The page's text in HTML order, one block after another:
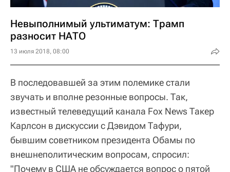
Невыполнимый ультиматум: Трамп
разносит НАТО
13 июля 2018, 08:00
В последовавшей за этим полемике стали
звучать и вполне резонные вопросы. Так,
известный телеведущий канала Fox News Такер
Карлсон в дискуссии с Дэвидом Тафури,
бывшим советником президента Обамы по
внешнеполитическим вопросам, спросил:
"Почему в США не обсуждается вопрос о пятой